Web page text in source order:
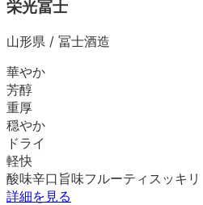
栄光冨士
山形県 / 冨士酒造
華やか
芳醇
重厚
穏やか
ドライ
軽快
酸味辛口 旨味フルーティ スッキリ
詳細を見る